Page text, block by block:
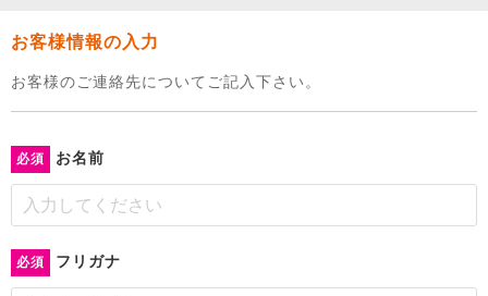
お客様情報の入力
お客様のご連絡先についてご記入下さい。
必須 お名前
必須 フリガナ